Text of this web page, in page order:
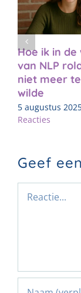
Hoe ik in de
van NLP
niet meer
wilde
5 augustus
Reacties
Geef
Reactie